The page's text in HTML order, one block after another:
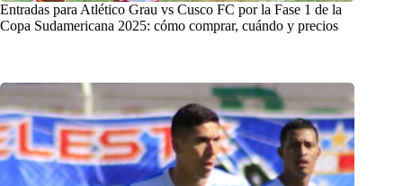
Entradas para Atlético Grau vs Cusco FC por la Fase 1 de la
Copa Sudamericana 2025: cómo comprar, cuándo y precios